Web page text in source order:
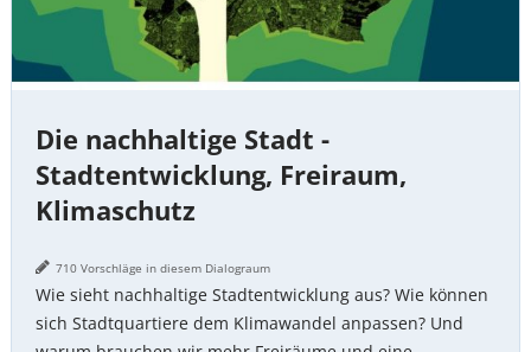
Die nachhaltige Stadt -
Stadtentwicklung, Freiraum,
Klimaschutz
710 Vorschläge in diesem Dialograum
Wie sieht nachhaltige Stadtentwicklung aus? Wie können
sich Stadtquartiere dem Klimawandel anpassen? Und